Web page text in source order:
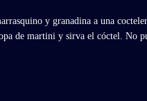
y granadina a una
de martini y sirva el cóctel. No